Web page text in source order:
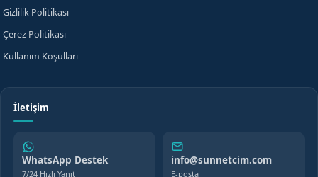
Gizlilik Politikası
Çerez Politikası
Kullanım Koşulları
İletişim
WhatsApp Destek
7/24 Hızlı Yanıt
info@sunnetcim.com
E-posta